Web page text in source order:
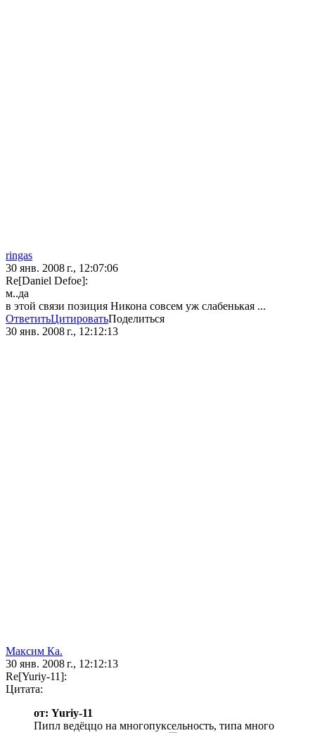
ringas
30 янв. 2008 г., 12:07:06
Re[Daniel Defoe]:
м..да
в этой связи позиция Никона совсем уж слабенькая ...
ОтветитьЦитироватьПоделиться
30 янв. 2008 г., 12:12:13
Максим Ка.
30 янв. 2008 г., 12:12:13
Re[Yuriy-11]:
Цитата:
от: Yuriy-11
Пипл ведёццо на многопуксельность, типа много